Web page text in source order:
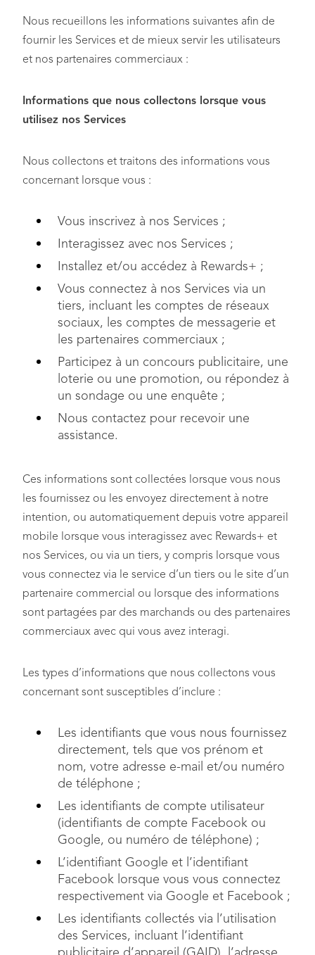
Nous recueillons les informations suivantes afin de
fournir les Services et de mieux servir les utilisateurs
et nos partenaires commerciaux :
Informations que nous collectons lorsque vous
utilisez nos Services
Nous collectons et traitons des informations vous
concernant lorsque vous :
Vous inscrivez à nos Services ;
Interagissez avec nos Services ;
Installez et/ou accédez à Rewards+ ;
Vous connectez à nos Services via un
tiers, incluant les comptes de réseaux
sociaux, les comptes de messagerie et
les partenaires commerciaux ;
Participez à un concours publicitaire, une
loterie ou une promotion, ou répondez à
un sondage ou une enquête ;
Nous contactez pour recevoir une
assistance.
Ces informations sont collectées lorsque vous nous
les fournissez ou les envoyez directement à notre
intention, ou automatiquement depuis votre appareil
mobile lorsque vous interagissez avec Rewards+ et
nos Services, ou via un tiers, y compris lorsque vous
vous connectez via le service d’un tiers ou le site d’un
partenaire commercial ou lorsque des informations
sont partagées par des marchands ou des partenaires
commerciaux avec qui vous avez interagi.
Les types d’informations que nous collectons vous
concernant sont susceptibles d’inclure :
Les identifiants que vous nous fournissez
directement, tels que vos prénom et
nom, votre adresse e-mail et/ou numéro
de téléphone ;
Les identifiants de compte utilisateur
(identifiants de compte Facebook ou
Google, ou numéro de téléphone) ;
L’identifiant Google et l’identifiant
Facebook lorsque vous vous connectez
respectivement via Google et Facebook ;
Les identifiants collectés via l’utilisation
des Services, incluant l’identifiant